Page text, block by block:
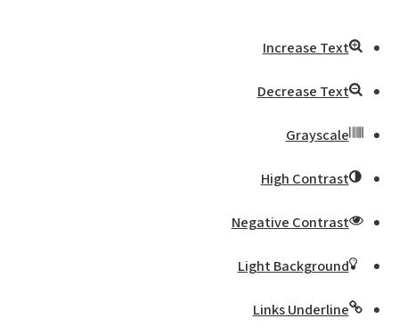
Increase Text
Decrease Text
Grayscale
High Contrast
Negative Contrast
Light Background
Links Underline